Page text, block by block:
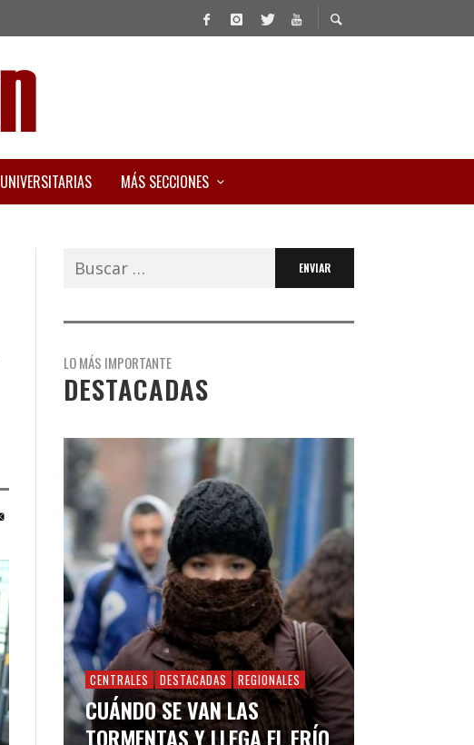
UNIVERSITARIAS MÁS SECCIONES
Buscar:
LO MÁS IMPORTANTE
DESTACADAS
CENTRALES DESTACADAS REGIONALES
CUÁNDO SE VAN LAS
TORMENTAS Y LLEGA EL FRÍO